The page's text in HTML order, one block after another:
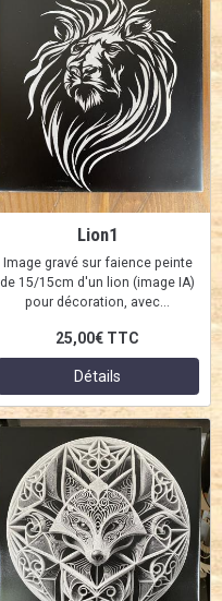
Lion1
Image gravé sur faience peinte
de 15/15cm d'un lion (image IA)
pour décoration, avec...
25,00€ TTC
Détails